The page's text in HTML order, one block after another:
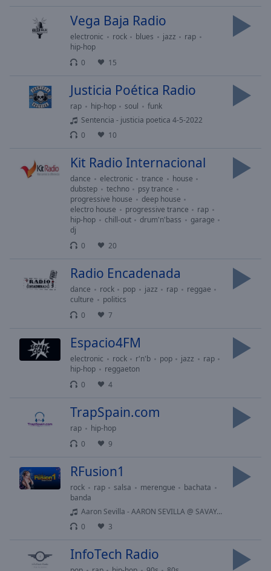
window.
Opacity
Edge
Style
Vega Baja Radio
electronic rock blues jazz
rap
hip-hop
0
15
Justicia Poética Radio
rap hip-hop soul
funk
Sentencia - justicia poetica 4-5-2022
0
10
Kit Radio Internacional
dance electronic trance
house
dubstep
techno
psy trance
progressive house
deep house
electro house
progressive trance
rap
hip-hop
chill-out drum'n'bass
garage
dj
0
20
Radio Encadenada
dance rock pop jazz rap
reggae
culture
politics
0
7
Espacio4FM
electronic rock r'n'b pop jazz
rap
hip-hop
reggaeton
0
4
TrapSpain.com
rap
hip-hop
0
9
RFusion1
rock rap salsa merengue
bachata
banda
Aaron Sevilla - AARON SEVILLA @ SAVAYA BALI MARCH 2026 / AFRO HOUSE
0
3
InfoTech Radio